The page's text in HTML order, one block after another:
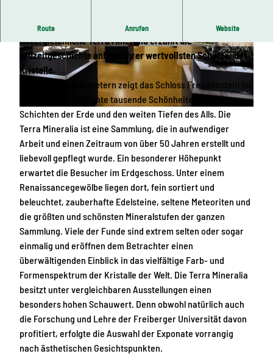
© Katja Fouad Vollmer | KI-optimiert
© terra mineralia © KI-optimiert
Route Anrufen Website
Stumm wie ein Stein? Nicht in Sachsen! Die
unvergleichliche Terra Mineralia erzählt die
Erdzeitgeschichte anhand ihrer wertvollsten Schätze: der
Kristalle.
Auf 1.500 Quadratmetern zeigt das Schloss Freudenstein im
historischen Ambiente tausende Schönheiten aus allen
Schichten der Erde und den weiten Tiefen des Alls. Die
Terra Mineralia ist eine Sammlung, die in aufwendiger
Arbeit und einen Zeitraum von über 50 Jahren erstellt und
liebevoll gepflegt wurde. Ein besonderer Höhepunkt
erwartet die Besucher im Erdgeschoss. Unter einem
Renaissancegewölbe liegen dort, fein sortiert und
beleuchtet, zauberhafte Edelsteine, seltene Meteoriten und
die größten und schönsten Mineralstufen der ganzen
Sammlung. Viele der Funde sind extrem selten oder sogar
einmalig und eröffnen dem Betrachter einen
überwältigenden Einblick in das vielfältige Farb- und
Formenspektrum der Kristalle der Welt. Die Terra Mineralia
besitzt unter vergleichbaren Ausstellungen einen
besonders hohen Schauwert. Denn obwohl natürlich auch
die Forschung und Lehre der Freiberger Universität davon
profitiert, erfolgte die Auswahl der Exponate vorrangig
nach ästhetischen Gesichtspunkten.